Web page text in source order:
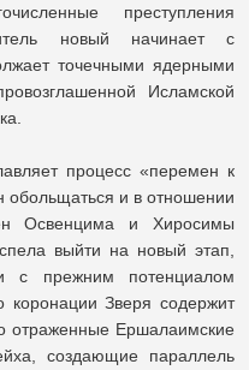
преступления
новый начинает с
точечными ядерными
Исламской
процесс «перемен к
обольщаться и в отношении
Освенцима и Хиросимы
выйти на новый этап,
с прежним потенциалом
Зверя содержит
отраженные Ершалаимские
создающие параллель